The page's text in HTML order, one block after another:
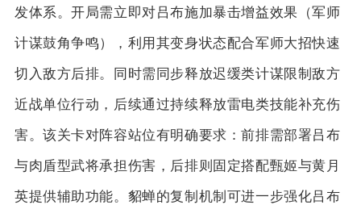
发体系。开局需立即对吕布施加暴击增益效果（军师
计谋鼓角争鸣），利用其变身状态配合军师大招快速
切入敌方后排。同时需同步释放迟缓类计谋限制敌方
近战单位行动，后续通过持续释放雷电类技能补充伤
害。该关卡对阵容站位有明确要求：前排需部署吕布
与肉盾型武将承担伤害，后排则固定搭配甄姬与黄月
英提供辅助功能。貂蝉的复制机制可进一步强化吕布